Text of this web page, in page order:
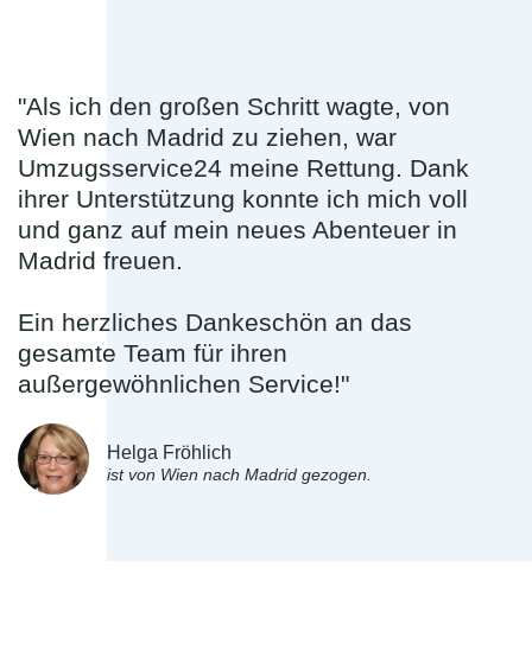
"Als ich den großen Schritt wagte, von
Wien nach Madrid zu ziehen, war
Umzugsservice24 meine Rettung. Dank
ihrer Unterstützung konnte ich mich voll
und ganz auf mein neues Abenteuer in
Madrid freuen.
Ein herzliches Dankeschön an das
gesamte Team für ihren
außergewöhnlichen Service!"
Helga Fröhlich
ist von Wien nach Madrid gezogen.